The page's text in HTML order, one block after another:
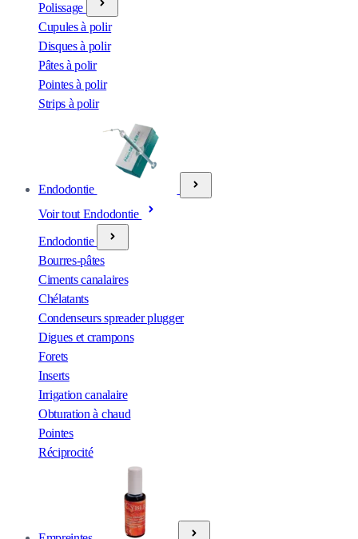
Polissage
Cupules à polir
Disques à polir
Pâtes à polir
Pointes à polir
Strips à polir
Endodontie
Voir tout Endodontie
Endodontie
Bourres-pâtes
Ciments canalaires
Chélatants
Condenseurs spreader plugger
Digues et crampons
Forets
Inserts
Irrigation canalaire
Obturation à chaud
Pointes
Réciprocité